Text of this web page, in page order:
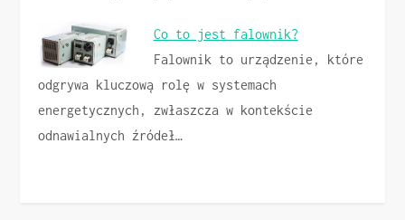
Co to jest falownik?
Falownik to urządzenie, które
odgrywa kluczową rolę w systemach
energetycznych, zwłaszcza w kontekście
odnawialnych źródeł…